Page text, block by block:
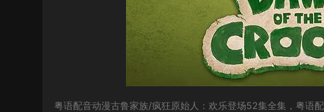
粤语配音动漫古鲁家族/疯狂原始人：欢乐登场52集全集，粤语